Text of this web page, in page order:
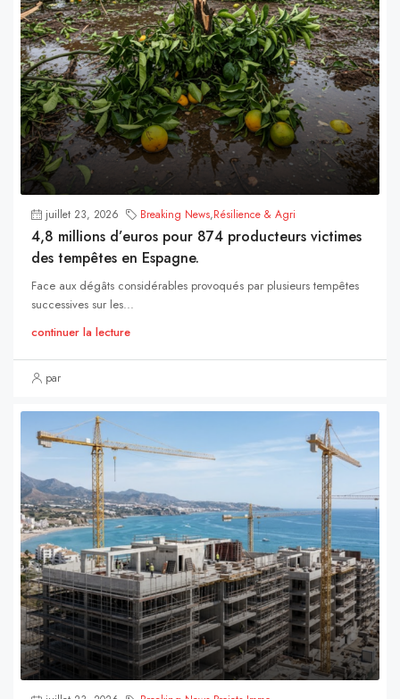
juillet 23, 2026 Breaking News,Résilience & Agri
4,8 millions d’euros pour 874 producteurs victimes
des tempêtes en Espagne.
Face aux dégâts considérables provoqués par plusieurs tempêtes
successives sur les...
continuer la lecture
par